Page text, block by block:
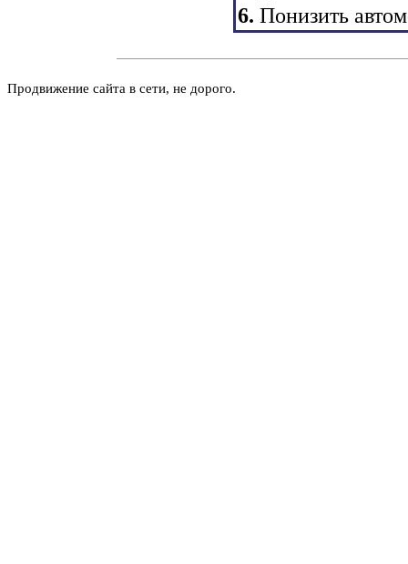
6. Понизить
Продвижение сайта в сети, не дорого.